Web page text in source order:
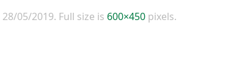
28/05/2019. Full size is 600×450 pixels.